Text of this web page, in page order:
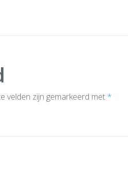
velden zijn gemarkeerd met *